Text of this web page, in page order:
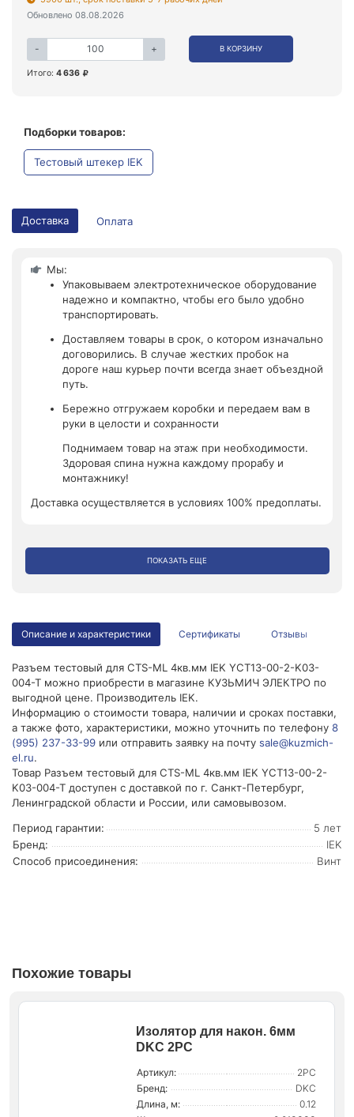
Обновлено 08.08.2026
- + В КОРЗИНУ
Итого: 4 636
Подборки товаров:
Тестовый штекер IEK
Доставка Оплата
Мы:
Упаковываем электротехническое оборудование
надежно и компактно, чтобы его было удобно
транспортировать.
Доставляем товары в срок, о котором изначально
договорились. В случае жестких пробок на
дороге наш курьер почти всегда знает объездной
путь.
Бережно отгружаем коробки и передаем вам в
руки в целости и сохранности
Поднимаем товар на этаж при необходимости.
Здоровая спина нужна каждому прорабу и
монтажнику!
Доставка осуществляется в условиях 100% предоплаты.
ПОКАЗАТЬ ЕЩЕ
Описание и характеристики Сертификаты Отзывы
Разъем тестовый для CTS-ML 4кв.мм IEK YCT13-00-2-K03-
004-T можно приобрести в магазине КУЗЬМИЧ ЭЛЕКТРО по
выгодной цене. Производитель IEK.
Информацию о стоимости товара, наличии и сроках поставки,
а также фото, характеристики, можно уточнить по телефону 8
(995) 237-33-99 или отправить заявку на почту sale@kuzmich-
el.ru.
Товар Разъем тестовый для CTS-ML 4кв.мм IEK YCT13-00-2-
K03-004-T доступен с доставкой по г. Санкт-Петербург,
Ленинградской области и России, или самовывозом.
Период гарантии:
5 лет
Бренд:
IEK
Способ присоединения:
Винт
Похожие товары
Изолятор для након. 6мм
DKC 2PC
Артикул:
2PC
Бренд:
DKC
Длина, м:
0.12